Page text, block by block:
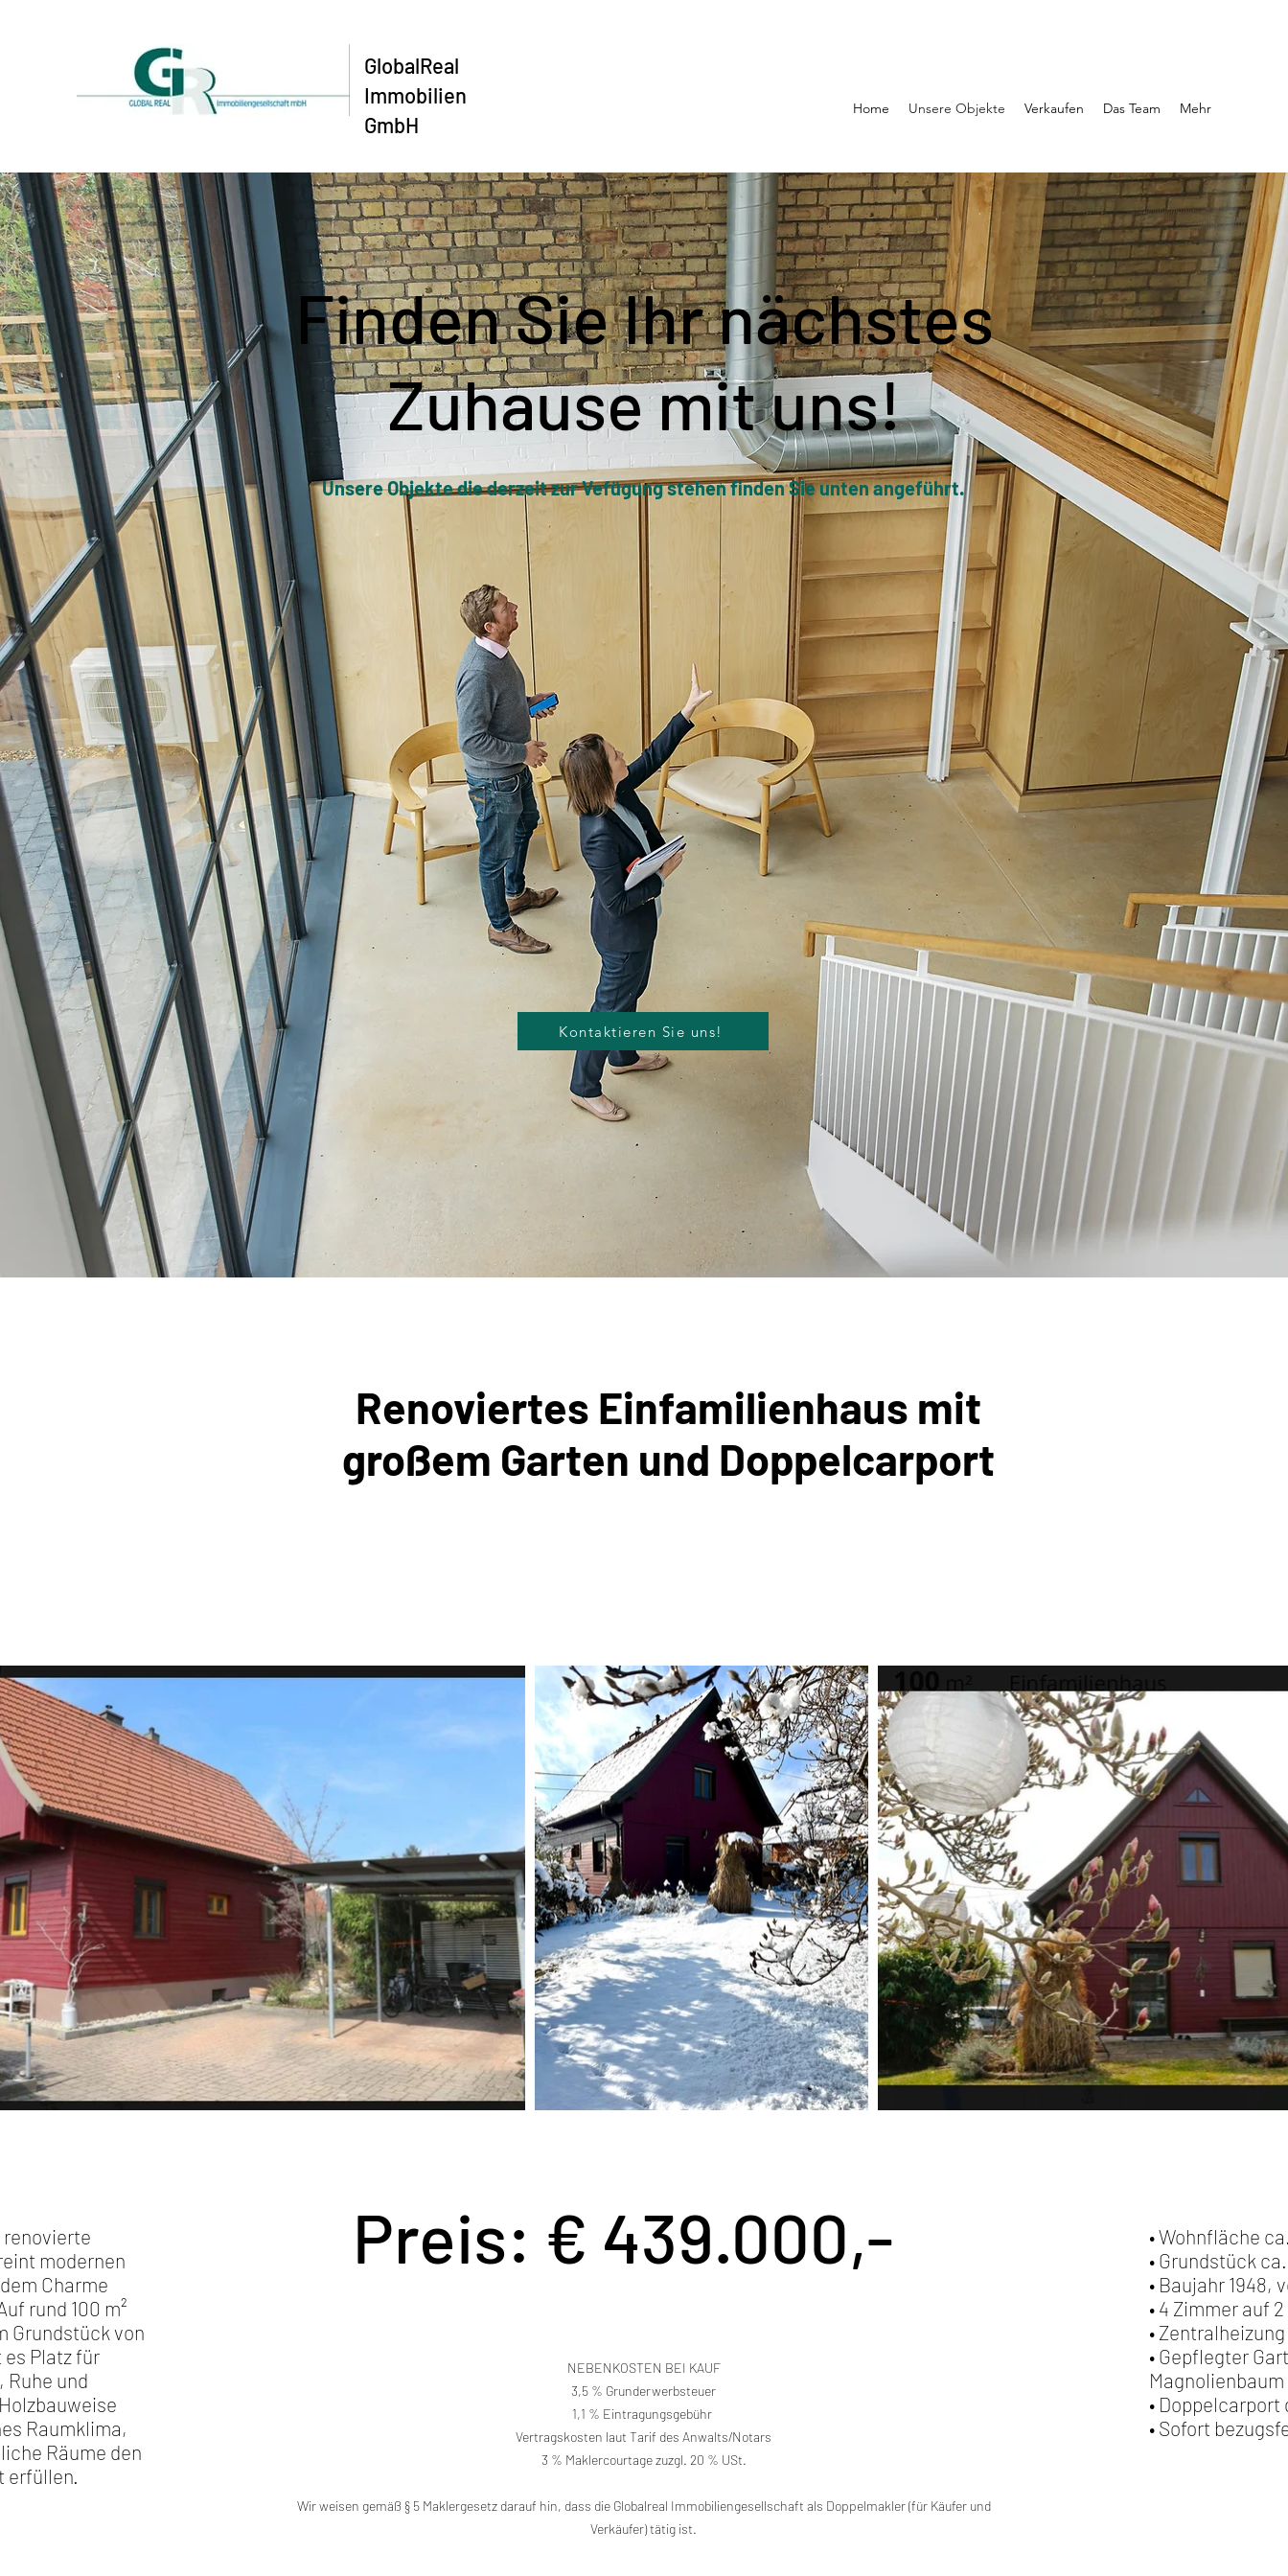
GlobalReal
Immobilien
GmbH
Home Unsere Objekte Verkaufen Das Team Mehr
Finden Sie Ihr nächstes
Zuhause mit uns!
Unsere Objekte die derzeit zur Vefügung stehen finden Sie unten angeführt.
Kontaktieren Sie uns!
Renoviertes Einfamilienhaus mit
großem Garten und Doppelcarport
modernen
Charme
rund 100 m²
Grundstück von
es Platz für
und
Raumklima,
Räume den
erfüllen.
Preis: € 439.000,-
NEBENKOSTEN BEI KAUF
3,5 % Grunderwerbsteuer
1,1 % Eintragungsgebühr ​
Vertragskosten laut Tarif des Anwalts/Notars
3 % Maklercourtage zuzgl. 20 % USt.
Wir weisen gemäß § 5 Maklergesetz darauf hin, dass die Globalreal Immobiliengesellschaft als Doppelmakler (für Käufer und
Verkäufer) tätig ist.
• Wohnfläche
• Grundstück
• Baujahr 1948,
• 4 Zimmer auf
• Zentralheizung
• Gepflegter
Magnolienbaum
•
• Sofort